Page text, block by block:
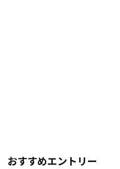
おすすめエントリー